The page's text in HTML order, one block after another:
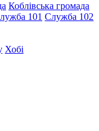
Коблівська громада
101 Служба 102
Хобі